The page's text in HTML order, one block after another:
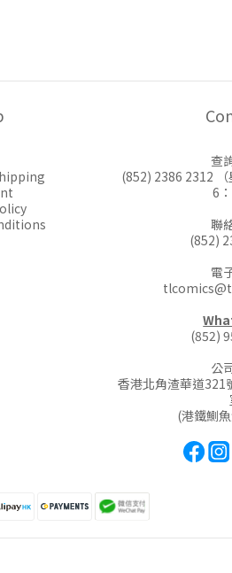
查
(852) 2386 2312
6：
聯
(852)
電
(852)
公
香港北角渣華道321
(港鐵鰂